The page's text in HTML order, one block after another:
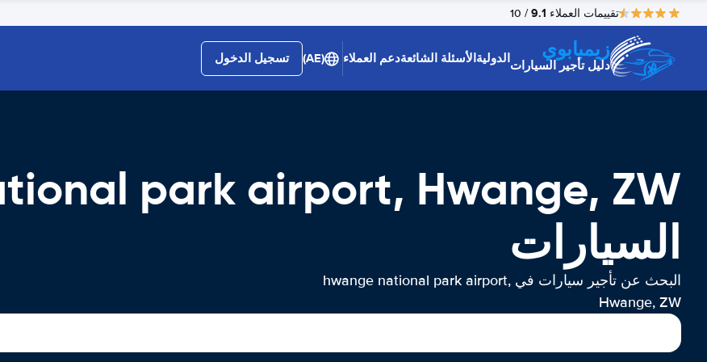
تقييمات العملاء 9.1
/ 10
زيمبابوي
دليل تأجير السياراتالدوليةالأسئلة الشائعةدعم العملاء (AE) تسجيل الدخول
السيارات
البحث عن تأجير سيارات في hwange national park airport,
Hwange, ZW